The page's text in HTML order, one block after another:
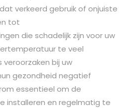
verkeerd gebruik of onjuiste
tot
die schadelijk zijn voor uw
te veel
bij uw
gezondheid negatief
essentieel om de
installeren en regelmatig te